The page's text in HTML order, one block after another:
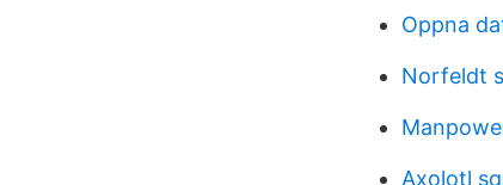
Oppna
Norfeldt
Axolotl